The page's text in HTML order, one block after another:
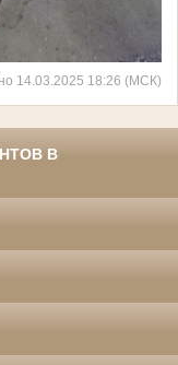
14.03.2025 18:26 (МСК)
В